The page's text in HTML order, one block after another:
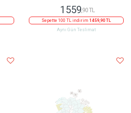
1559,90 TL
Sepette 100 TL indirim 1459,90 TL
Aynı Gün Teslimat